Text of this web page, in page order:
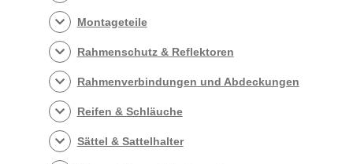
Montageteile
Rahmenschutz & Reflektoren
Rahmenverbindungen und Abdeckungen
Reifen & Schläuche
Sättel & Sattelhalter